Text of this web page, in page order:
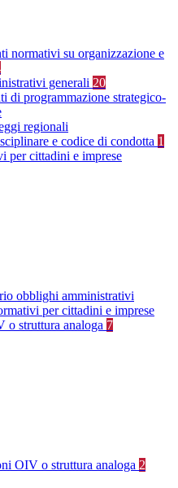
normativi su organizzazione e
generali 20
di programmazione strategico-
regionali
e codice di condotta 1
per cittadini e imprese
obblighi amministrativi
per cittadini e imprese
o struttura analoga 7
OIV o struttura analoga 2